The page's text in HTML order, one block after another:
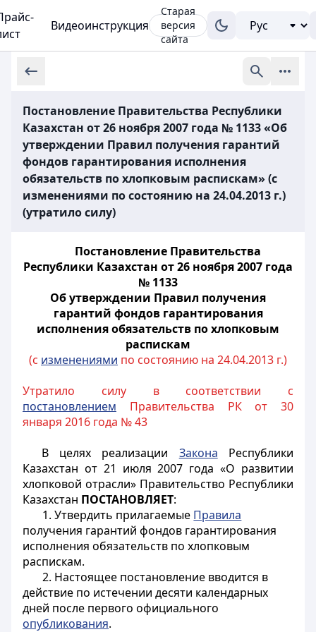
Видеоинструкция
Старая
версия
сайта
Постановление Правительства Республики
Казахстан от 26 ноября 2007 года № 1133 «Об
утверждении Правил получения гарантий
фондов гарантирования исполнения
обязательств по хлопковым распискам» (с
изменениями по состоянию на 24.04.2013 г.)
(утратило силу)
Постановление Правительства
Республики Казахстан от 26 ноября 2007 года
№ 1133
Об утверждении Правил получения
гарантий фондов гарантирования
исполнения обязательств по хлопковым
распискам
(с изменениями по состоянию на 24.04.2013 г.)
Утратило силу в соответствии с
постановлением Правительства РК от 30
января 2016 года № 43
В целях реализации Закона Республики
Казахстан от 21 июля 2007 года «О развитии
хлопковой отрасли» Правительство Республики
Казахстан ПОСТАНОВЛЯЕТ:
1. Утвердить прилагаемые Правила
получения гарантий фондов гарантирования
исполнения обязательств по хлопковым
распискам.
2. Настоящее постановление вводится в
действие по истечении десяти календарных
дней после первого официального
опубликования.